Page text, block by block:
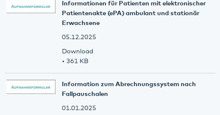
Informationen für Patienten mit elektronischer
Patientenakte (ePA) ambulant und stationär
Erwachsene
05.12.2025
Download
• 361 KB
Information zum Abrechnungssystem nach
Fallpauschalen
01.01.2025